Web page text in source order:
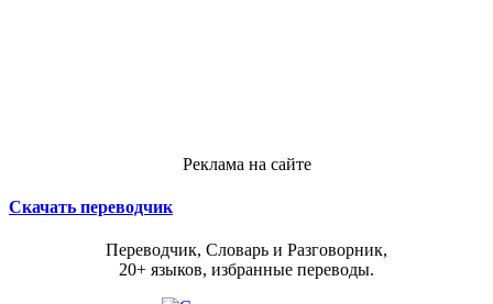
Реклама на сайте
Скачать переводчик
Переводчик, Словарь и Разговорник,
20+ языков, избранные переводы.